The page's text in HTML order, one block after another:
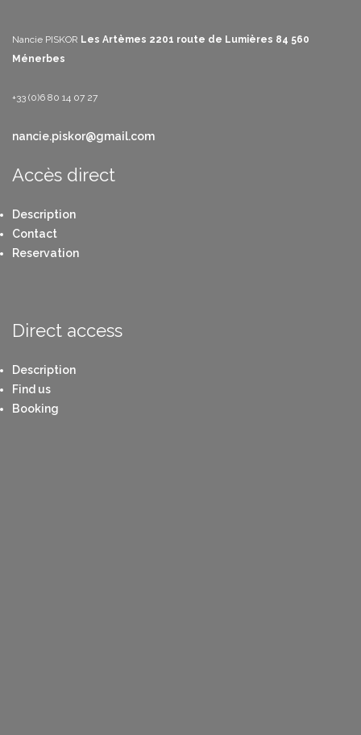
Nancie PISKOR Les Artèmes 2201 route de Lumières 84 560
Ménerbes
+33 (0)6 80 14 07 27
nancie.piskor@gmail.com
Accès direct
Description
Contact
Reservation
Direct access
Description
Find us
Booking